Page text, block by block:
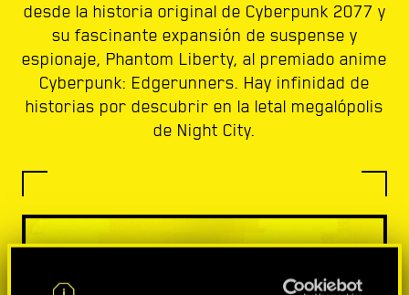
desde la historia original de Cyberpunk 2077 y
su fascinante expansión de suspense y
espionaje, Phantom Liberty, al premiado anime
Cyberpunk: Edgerunners. Hay infinidad de
historias por descubrir en la letal megalópolis
de Night City.